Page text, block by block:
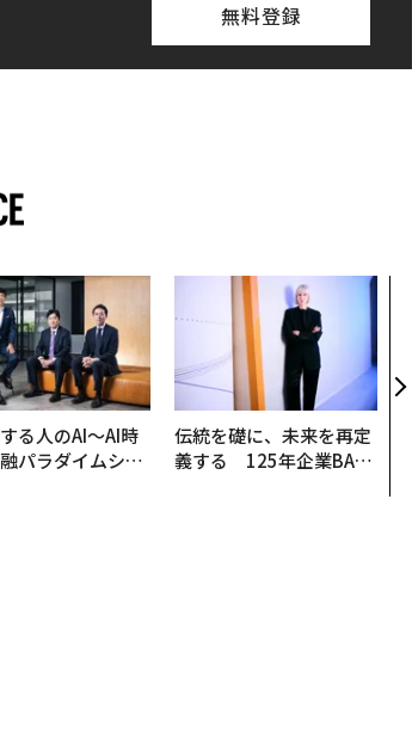
無料登録
る人のAI〜AI時
パラダイムシフ
伝統を礎に、未来を再定
義する 125年企業BAT